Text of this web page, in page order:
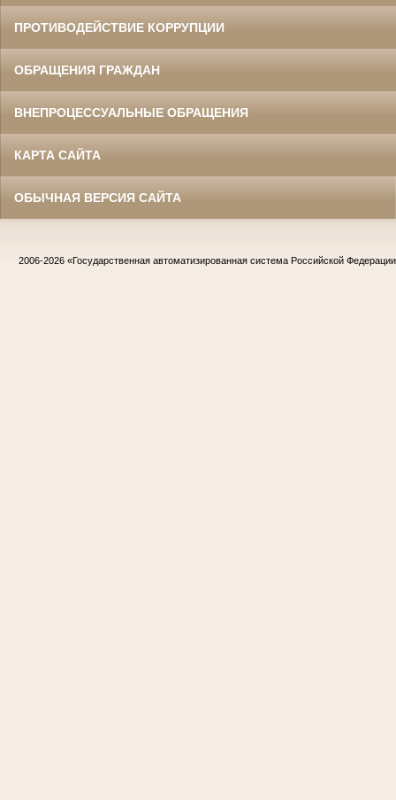
ПРОТИВОДЕЙСТВИЕ КОРРУПЦИИ
ОБРАЩЕНИЯ ГРАЖДАН
ВНЕПРОЦЕССУАЛЬНЫЕ ОБРАЩЕНИЯ
КАРТА САЙТА
ОБЫЧНАЯ ВЕРСИЯ САЙТА
2006-2026 «Государственная автоматизированная система Российской